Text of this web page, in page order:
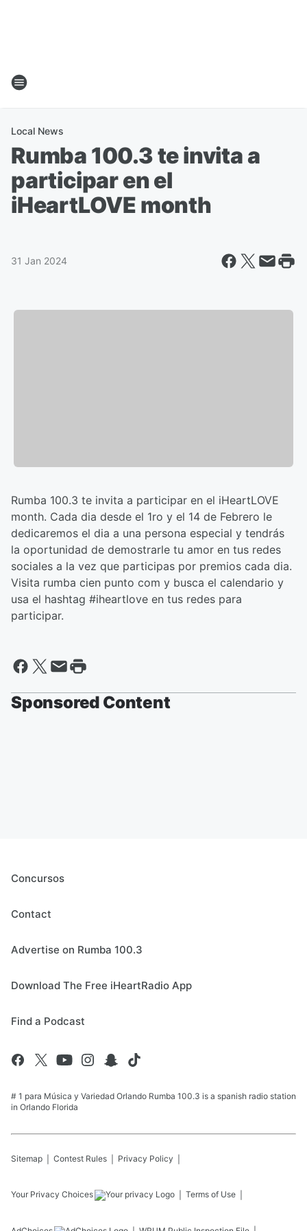
Local News
Rumba 100.3 te invita a
participar en el
iHeartLOVE month
31 Jan 2024
Rumba 100.3 te invita a participar en el iHeartLOVE
month. Cada dia desde el 1ro y el 14 de Febrero le
dedicaremos el dia a una persona especial y tendrás
la oportunidad de demostrarle tu amor en tus redes
sociales a la vez que participas por premios cada dia.
Visita rumba cien punto com y busca el calendario y
usa el hashtag #iheartlove en tus redes para
participar.
Sponsored Content
Concursos
Contact
Advertise on Rumba 100.3
Download The Free iHeartRadio App
Find a Podcast
# 1 para Música y Variedad Orlando Rumba 100.3 is a spanish radio station
in Orlando Florida
Sitemap Contest Rules Privacy Policy
Your Privacy Choices Terms of Use